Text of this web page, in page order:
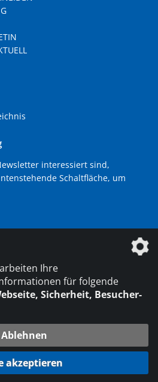
interessiert sind,
Schaltfläche, um
ist ein Unternehmen der
GmbH
Ihre
für folgende
Sicherheit, Besucher-
Ablehnen
akzeptieren